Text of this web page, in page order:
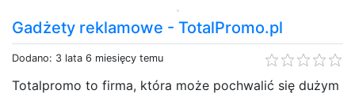
Gadżety reklamowe - TotalPromo.pl
Dodano: 3 lata 6 miesięcy temu
Totalpromo to firma, która może pochwalić się dużym